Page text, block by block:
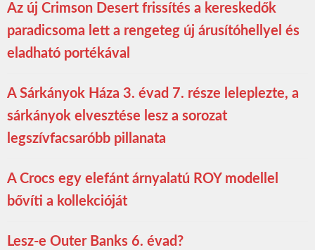
Az új Crimson Desert frissítés a kereskedők
paradicsoma lett a rengeteg új árusítóhellyel és
eladható portékával
A Sárkányok Háza 3. évad 7. része leleplezte, a
sárkányok elvesztése lesz a sorozat
legszívfacsaróbb pillanata
A Crocs egy elefánt árnyalatú ROY modellel
bővíti a kollekcióját
Lesz-e Outer Banks 6. évad?